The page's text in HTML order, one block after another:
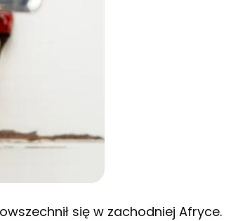
się w zachodniej Afryce.